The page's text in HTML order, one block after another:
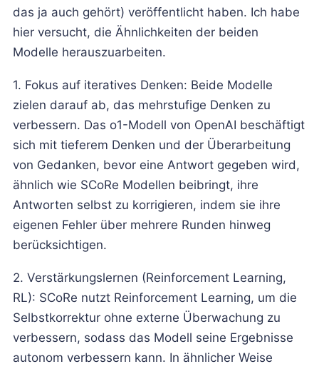
das ja auch gehört) veröffentlicht haben. Ich habe
hier versucht, die Ähnlichkeiten der beiden
Modelle herauszuarbeiten.
1. Fokus auf iteratives Denken: Beide Modelle
zielen darauf ab, das mehrstufige Denken zu
verbessern. Das o1-Modell von OpenAI beschäftigt
sich mit tieferem Denken und der Überarbeitung
von Gedanken, bevor eine Antwort gegeben wird,
ähnlich wie SCoRe Modellen beibringt, ihre
Antworten selbst zu korrigieren, indem sie ihre
eigenen Fehler über mehrere Runden hinweg
berücksichtigen.
2. Verstärkungslernen (Reinforcement Learning,
RL): SCoRe nutzt Reinforcement Learning, um die
Selbstkorrektur ohne externe Überwachung zu
verbessern, sodass das Modell seine Ergebnisse
autonom verbessern kann. In ähnlicher Weise